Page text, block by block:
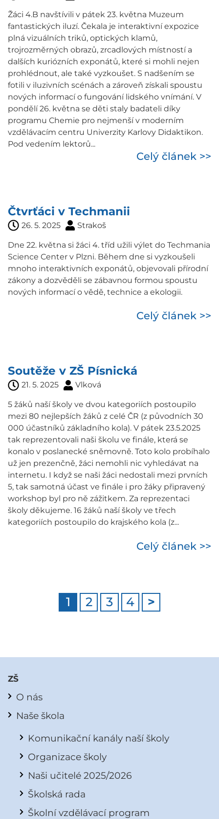
Žáci 4.B navštívili v pátek 23. května Muzeum
fantastických iluzí. Čekala je interaktivní expozice
plná vizuálních triků, optických klamů,
trojrozměrných obrazů, zrcadlových místností a
dalších kuriózních exponátů, které si mohli nejen
prohlédnout, ale také vyzkoušet. S nadšením se
fotili v iluzivních scénách a zároveň získali spoustu
nových informací o fungování lidského vnímání. V
pondělí 26. května se děti staly badateli díky
programu Chemie pro nejmenší v moderním
vzdělávacím centru Univerzity Karlovy Didaktikon.
Pod vedením lektorů...
Celý článek >>
Čtvrťáci v Techmanii
26. 5. 2025 Strakoš
Dne 22. května si žáci 4. tříd užili výlet do Techmania
Science Center v Plzni. Během dne si vyzkoušeli
mnoho interaktivních exponátů, objevovali přírodní
zákony a dozvěděli se zábavnou formou spoustu
nových informací o vědě, technice a ekologii.
Celý článek >>
Soutěže v ZŠ Písnická
21. 5. 2025 Vlková
5 žáků naší školy ve dvou kategoriích postoupilo
mezi 80 nejlepších žáků z celé ČR (z původních 30
000 účastníků základního kola). V pátek 23.5.2025
tak reprezentovali naši školu ve finále, která se
konalo v poslanecké sněmovně. Toto kolo probíhalo
už jen prezenčně, žáci nemohli nic vyhledávat na
internetu. I když se naši žáci nedostali mezi prvních
5, tak samotná účast ve finále i pro žáky připravený
workshop byl pro ně zážitkem. Za reprezentaci
školy děkujeme. 16 žáků naší školy ve třech
kategoriích postoupilo do krajského kola (z...
Celý článek >>
1 2 3 4 >
ZŠ
O nás
Naše škola
Komunikační kanály naší školy
Organizace školy
Naši učitelé 2025/2026
Školská rada
Školní vzdělávací program